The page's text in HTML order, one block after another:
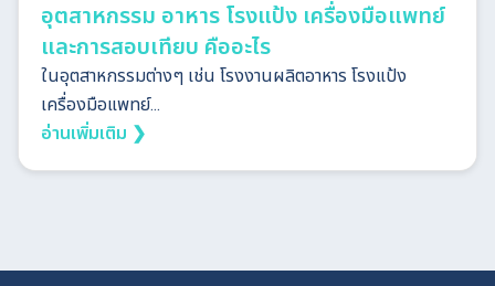
อุตสาหกรรม อาหาร โรงแป้ง เครื่องมือแพทย์
และการสอบเทียบ คืออะไร
ในอุตสาหกรรมต่างๆ เช่น โรงงานผลิตอาหาร โรงแป้ง
เครื่องมือแพทย์...
อ่านเพิ่มเติม ❯